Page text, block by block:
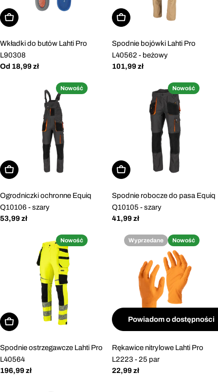
Wybierz opcje
Wkładki do butów Lahti Pro
L90308
Cena
Od 18,99 zł
Wybierz opcje
Spodnie bojówki Lahti Pro
L40562 - beżowy
Cena
101,99 zł
Nowość
Wybierz opcje
Ogrodniczki ochronne Equiq
Q10106 - szary
Cena
53,99 zł
Nowość
Wybierz opcje
Spodnie robocze do pasa Equiq
Q10105 - szary
Cena
41,99 zł
Nowość
Wybierz opcje
Spodnie ostrzegawcze Lahti Pro
L40564
Cena
196,99 zł
Wyprzedane Nowość
Powiadom o dostępności
Rękawice nitrylowe Lahti Pro
L2223 - 25 par
Cena
22,99 zł